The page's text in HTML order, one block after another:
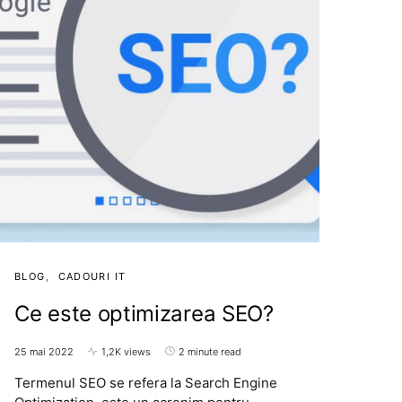
BLOG CADOURI IT
Ce este optimizarea SEO?
25 mai 2022 1,2K views 2 minute read
Termenul SEO se refera la Search Engine